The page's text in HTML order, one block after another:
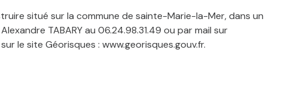
situé sur la commune de sainte-Marie-la-Mer, dans un
TABARY au 06.24.98.31.49 ou par mail sur
le site Géorisques : www.georisques.gouv.fr.